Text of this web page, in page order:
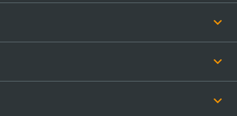
encontra fones de ouvido e headsets com
ao aparelho através da tecnologia
carregadores